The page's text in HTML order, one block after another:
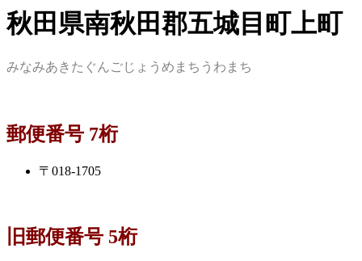
秋田県南秋田郡五城目町上町
みなみあきたぐんごじょうめまちうわまち
郵便番号 7桁
〒018-1705
旧郵便番号 5桁